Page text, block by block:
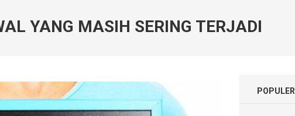
YANG MASIH SERING TERJADI
POPULER